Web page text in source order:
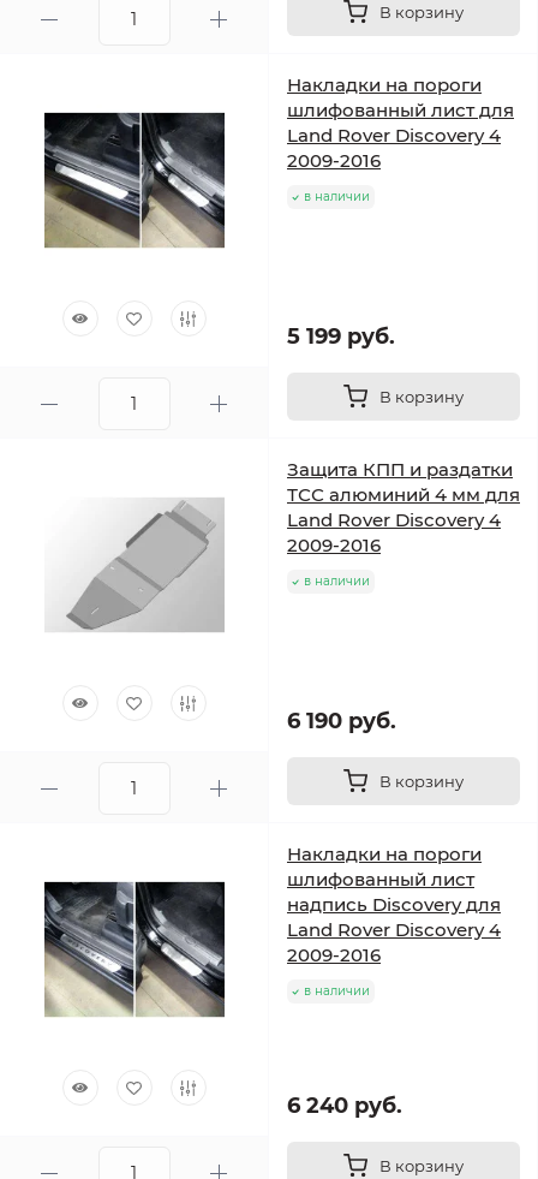
В корзину
Накладки на пороги
шлифованный лист для
Land Rover Discovery 4
2009-2016
в наличии
5 199 руб.
В корзину
Защита КПП и раздатки
ТСС алюминий 4 мм для
Land Rover Discovery 4
2009-2016
в наличии
6 190 руб.
В корзину
Накладки на пороги
шлифованный лист
надпись Discovery для
Land Rover Discovery 4
2009-2016
в наличии
6 240 руб.
В корзину